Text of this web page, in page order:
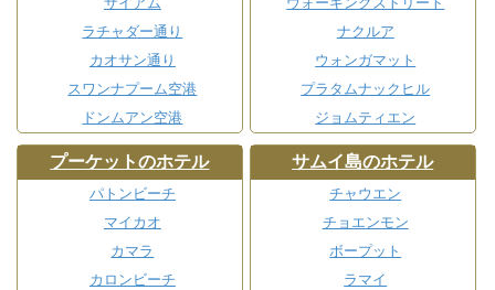
ラチャダー通り
カオサン通り
スワンナプーム空港
ドンムアン空港
ナクルア
ウォンガマット
プラタムナックヒル
ジョムティエン
プーケットのホテル
パトンビーチ
マイカオ
カマラ
カロンビーチ
サムイ島のホテル
チャウエン
チョエンモン
ボープット
ラマイ